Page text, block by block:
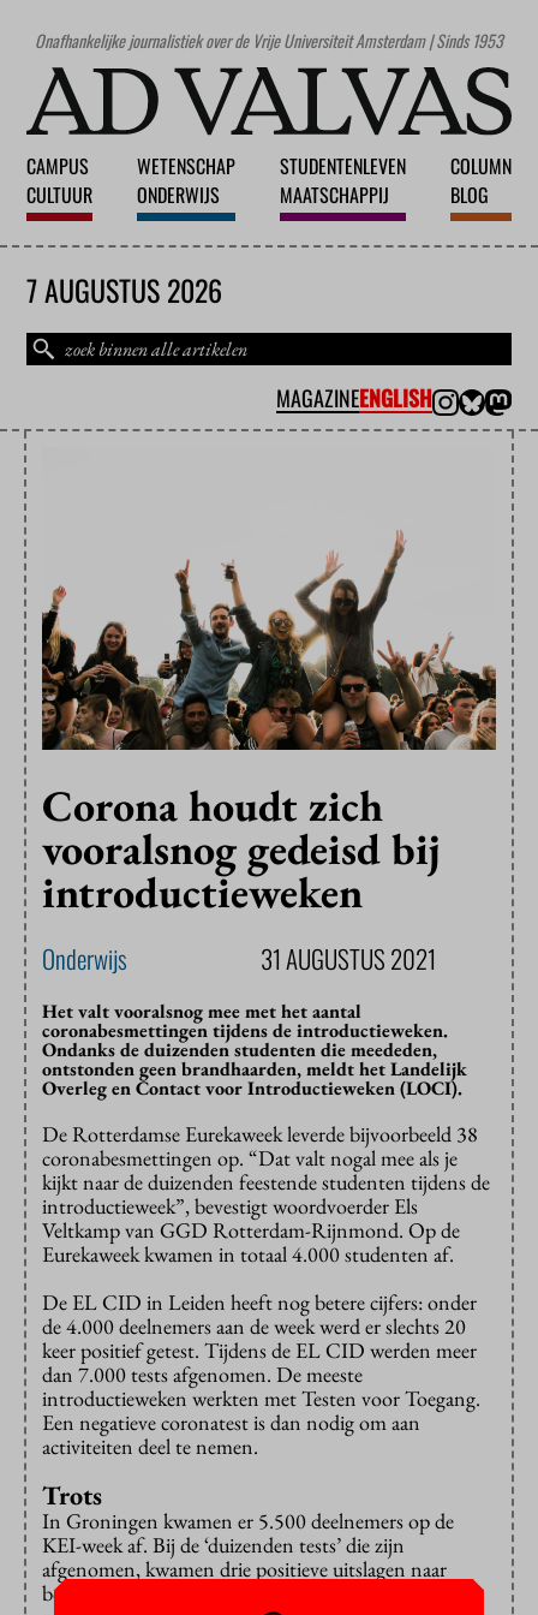
Onafhankelijke journalistiek over de Vrije Universiteit Amsterdam | Sinds 1953
CAMPUS
CULTUUR
WETENSCHAP
ONDERWIJS
STUDENTENLEVEN
MAATSCHAPPIJ
COLUMN
BLOG
7 AUGUSTUS 2026
MAGAZINEENGLISH
Corona houdt zich
vooralsnog gedeisd bij
introductieweken
Onderwijs 31 AUGUSTUS 2021
Het valt vooralsnog mee met het aantal
coronabesmettingen tijdens de introductieweken.
Ondanks de duizenden studenten die meededen,
ontstonden geen brandhaarden, meldt het Landelijk
Overleg en Contact voor Introductieweken (LOCI).
De Rotterdamse Eurekaweek leverde bijvoorbeeld 38
coronabesmettingen op. “Dat valt nogal mee als je
kijkt naar de duizenden feestende studenten tijdens de
introductieweek”, bevestigt woordvoerder Els
Veltkamp van GGD Rotterdam-Rijnmond. Op de
Eurekaweek kwamen in totaal 4.000 studenten af.
De EL CID in Leiden heeft nog betere cijfers: onder
de 4.000 deelnemers aan de week werd er slechts 20
keer positief getest. Tijdens de EL CID werden meer
dan 7.000 tests afgenomen. De meeste
introductieweken werkten met Testen voor Toegang.
Een negatieve coronatest is dan nodig om aan
activiteiten deel te nemen.
Trots
In Groningen kwamen er 5.500 deelnemers op de
KEI-week af. Bij de ‘duizenden tests’ die zijn
afgenomen, kwamen drie positieve uitslagen naar
boven. Ook in Utrecht viel het aantal besmettingen